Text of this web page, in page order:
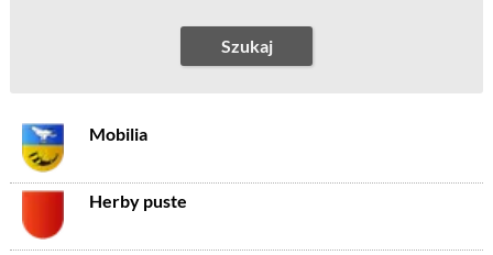
Szukaj
Mobilia
Herby puste